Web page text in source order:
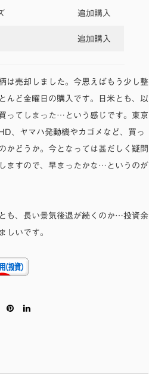
追加購入
追加購入
は売却しました。今思えばもう少し整
ど金曜日の購入です。日米とも、以
ってしまった…という感じです。東京
、ヤマハ発動機やカゴメなど、買っ
かどうか。今となっては甚だしく疑問
ますので、早まったかな…というのが
も、長い景気後退が続くのか…投資余
しいです。